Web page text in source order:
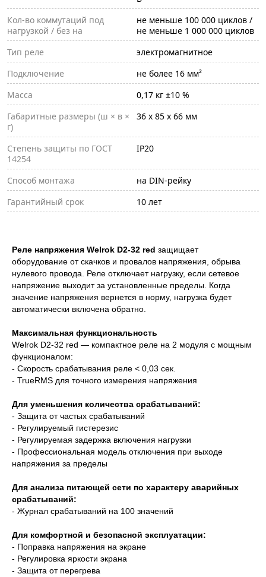
Кол-во коммутаций под
нагрузкой / без на
не меньше 100 000 циклов /
не меньше 1 000 000 циклов
Тип реле
электромагнитное
Подключение
не более 16 мм²
Масса
0,17 кг ±10 %
Габаритные размеры (ш × в ×
г)
36 х 85 х 66 мм
Степень защиты по ГОСТ
14254
IP20
Способ монтажа
на DIN-рейку
Гарантийный срок
10 лет
Реле напряжения Welrok D2-32 red защищает
оборудование от скачков и провалов напряжения, обрыва
нулевого провода. Реле отключает нагрузку, если сетевое
напряжение выходит за установленные пределы. Когда
значение напряжения вернется в норму, нагрузка будет
автоматически включена обратно.
Максимальная функциональность
Welrok D2-32 red — компактное реле на 2 модуля с мощным
функционалом:
- Скорость срабатывания реле < 0,03 сек.
- TrueRMS для точного измерения напряжения
Для уменьшения количества срабатываний:
- Защита от частых срабатываний
- Регулируемый гистерезис
- Регулируемая задержка включения нагрузки
- Профессиональная модель отключения при выходе
напряжения за пределы
Для анализа питающей сети по характеру аварийных
срабатываний:
- Журнал срабатываний на 100 значений
Для комфортной и безопасной эксплуатации:
- Поправка напряжения на экране
- Регулировка яркости экрана
- Защита от перегрева